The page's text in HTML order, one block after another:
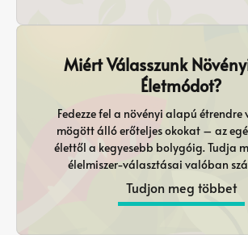
Miért Válasszunk
Életmódot?
Fedezze fel a növényi alapú étrendre
mögött álló erőteljes okokat – az
élettől a kegyesebb bolygóig. Tudja
élelmiszer-választásai valóban
Tudjon meg többet